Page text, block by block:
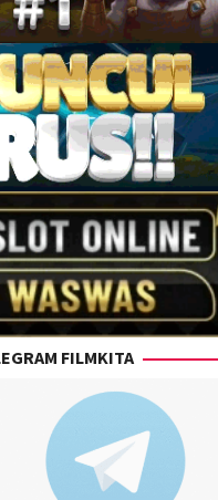
satu tempat yang praktis dan
FILMKITA